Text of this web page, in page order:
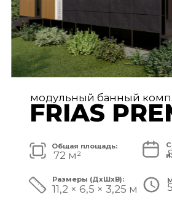
11,7 × 3,9 × 3,25 м
80 дней
48 м²
Общая площадь:
модульный банный комплекс
TISAN LUXE